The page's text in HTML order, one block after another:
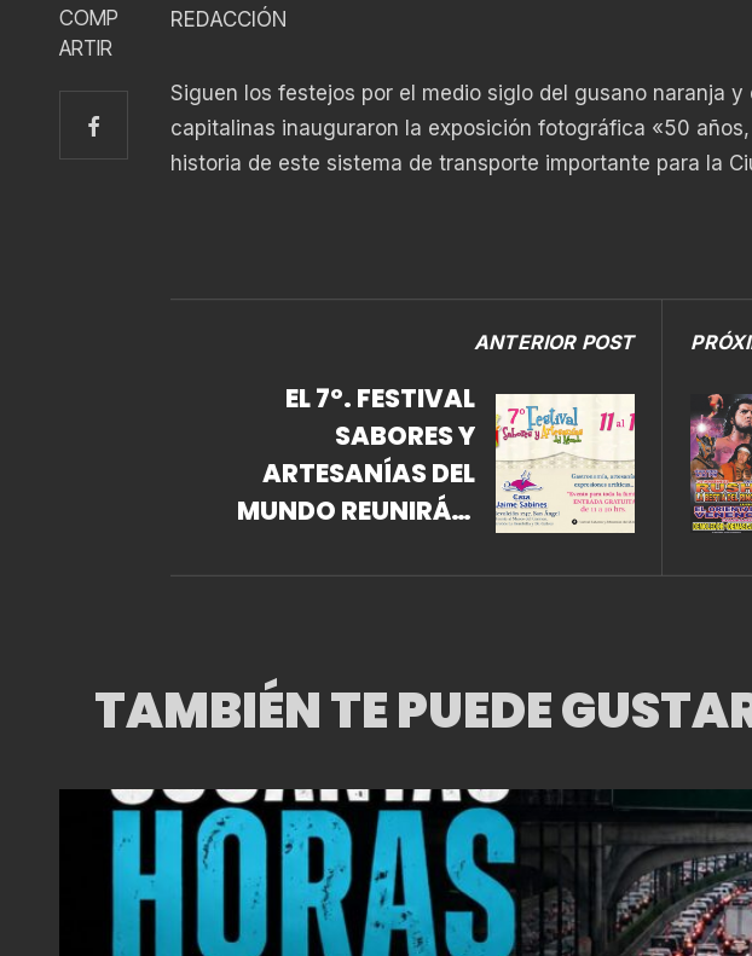
COMP
ARTIR
REDACCIÓN
Siguen los festejos por el medio siglo del gusano naranja
capitalinas inauguraron la exposición fotográfica «50
historia de este sistema de transporte importante para la
ANTERIOR POST
EL 7º. FESTIVAL
SABORES Y
ARTESANÍAS DEL
MUNDO REUNIRÁ A
DEL 11 AL 13 DE
ÁNGEL, CDMX.
TAMBIÉN TE PUEDE